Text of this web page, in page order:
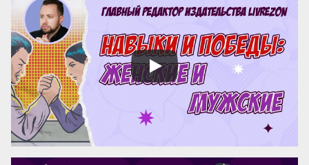
группы действуют по универсальным
схемам, и зацепить они могут любого.
Как понять, что вы или ваш друг
оказались в опасном сообществе? Меня
зовут Захар Федин, я пишу книгу про
молодежную деградацию. В частности,
уже больше года изуча...